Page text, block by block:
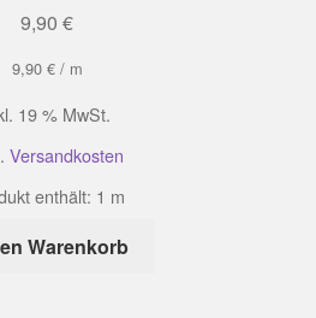
9,90 €
9,90 €/ m
19 % MwSt.
Versandkosten
enthält: 1 m
Warenkorb